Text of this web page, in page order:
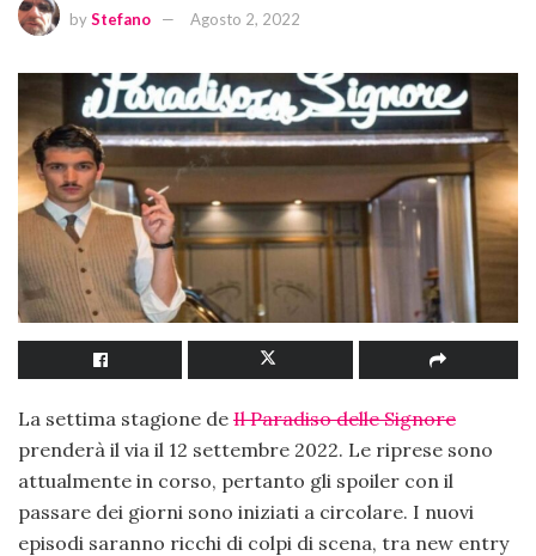
byStefano Agosto 2, 2022
La settima stagione de Il Paradiso delle Signore
prenderà il via il 12 settembre 2022. Le riprese sono
attualmente in corso, pertanto gli spoiler con il
passare dei giorni sono iniziati a circolare. I nuovi
episodi saranno ricchi di colpi di scena, tra new entry